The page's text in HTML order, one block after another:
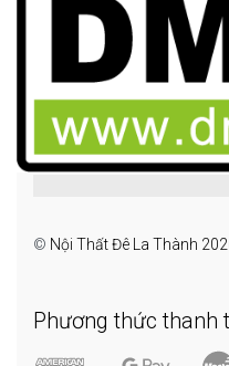
© Nội Thất Đê La Thành
Phương thức thanh